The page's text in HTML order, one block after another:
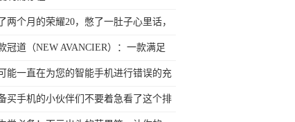
两个月的荣耀20，憋了一肚子心里话，
终于一吐为快
冠道（NEW AVANCIER）：一款满足
苛刻要求的SUV
能一直在为您的智能手机进行错误的充
式
买手机的小伙伴们不要着急看了这个排